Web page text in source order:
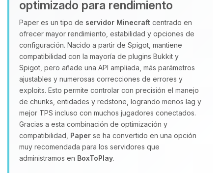
optimizado para rendimiento
Paper es un tipo de servidor Minecraft centrado en
ofrecer mayor rendimiento, estabilidad y opciones de
configuración. Nacido a partir de Spigot, mantiene
compatibilidad con la mayoría de plugins Bukkit y
Spigot, pero añade una API ampliada, más parámetros
ajustables y numerosas correcciones de errores y
exploits. Esto permite controlar con precisión el manejo
de chunks, entidades y redstone, logrando menos lag y
mejor TPS incluso con muchos jugadores conectados.
Gracias a esta combinación de optimización y
compatibilidad, Paper se ha convertido en una opción
muy recomendada para los servidores que
administramos en BoxToPlay.
Yupi, por fin alguien con quien
hablar! Soy Choupy, tu pequeno
asistente de BoxToPlay. Cuentame
que necesitas y moveré mis
pequenos circuitos para ayudarte.
08/08/2026 05:24